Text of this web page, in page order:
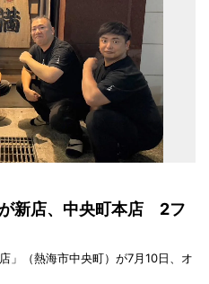
新店、中央町本店 2フ
」（熱海市中央町）が7月10日、オ